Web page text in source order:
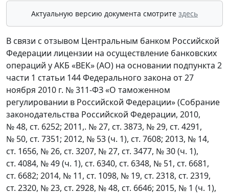
Актуальную версию документа смотрите здесь
В связи с отзывом Центральным банком Российской
Федерации лицензии на осуществление банковских
операций у АКБ «ВЕК» (АО) на основании подпункта 2
части 1 статьи 144 Федерального закона от 27
ноября 2010 г. № 311-ФЗ «О таможенном
регулировании в Российской Федерации» (Собрание
законодательства Российской Федерации, 2010,
№ 48, ст. 6252; 2011,. № 27, ст. 3873, № 29, ст. 4291,
№ 50, ст. 7351; 2012, № 53 (ч. 1), ст. 7608; 2013, № 14,
ст. 1656, № 26, ст. 3207, № 27, ст. 3477, № 30 (ч. 1),
ст. 4084, № 49 (ч. 1), ст. 6340, ст. 6348, № 51, ст. 6681,
ст. 6682; 2014, № 11, ст. 1098, № 19, ст. 2318, ст. 2319,
ст. 2320, № 23, ст. 2928, № 48, ст. 6646; 2015, № 1 (ч. 1),